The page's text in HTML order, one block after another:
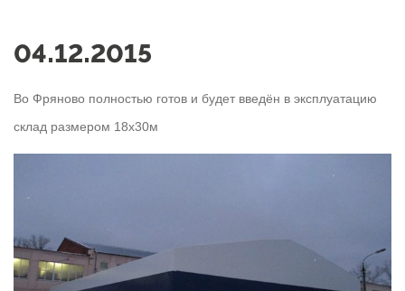
04.12.2015
Во Фряново полностью готов и будет введён в эксплуатацию
склад размером 18x30м